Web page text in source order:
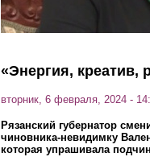
«Энергия, креатив,
вторник, 6 февраля, 2024 -
Рязанский губернатор
чиновника-невидимку
которая упрашивала